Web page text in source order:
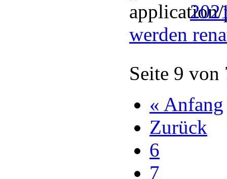
werden
Seite 9 von
« Anfang
Zurück
6
7